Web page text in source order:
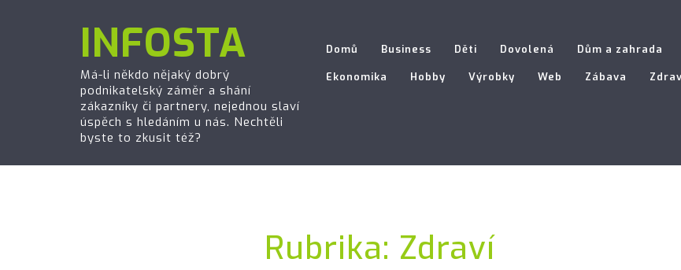
INFOSTA
Má-li někdo nějaký dobrý
podnikatelský záměr a shání
zákazníky či partnery, nejednou slaví
úspěch s hledáním u nás. Nechtěli
byste to zkusit též?
Domů Business Děti Dovolená Dům a zahrada
Ekonomika Hobby Výrobky Web Zábava
Rubrika: Zdraví